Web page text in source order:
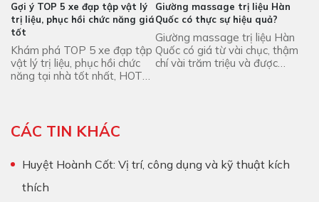
Gợi ý TOP 5 xe đạp tập vật lý
trị liệu, phục hồi chức năng giá
tốt
Khám phá TOP 5 xe đạp tập
vật lý trị liệu, phục hồi chức
năng tại nhà tốt nhất, HOT
Giường massage trị liệu Hàn
Quốc có thực sự hiệu quả?
Giường massage trị liệu Hàn
Quốc có giá từ vài chục, thậm
chí vài trăm triệu và được
CÁC TIN KHÁC
Huyệt Hoành Cốt: Vị trí, công dụng và kỹ thuật kích
thích